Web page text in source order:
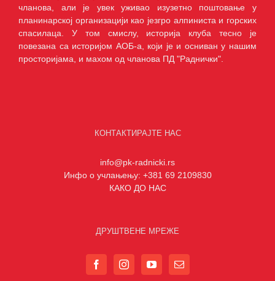
чланова, али је увек уживао изузетно поштовање у
планинарској организацији као језгро алпиниста и горских
спасилаца. У том смислу, историја клуба тесно је
повезана са историјом АОБ-а, који је и осниван у нашим
просторијама, и махом од чланова ПД "Раднички".
КОНТАКТИРАЈТЕ НАС
info@pk-radnicki.rs
Инфо о учлањењу: +381 69 2109830
КАКО ДО НАС
ДРУШТВЕНЕ МРЕЖЕ